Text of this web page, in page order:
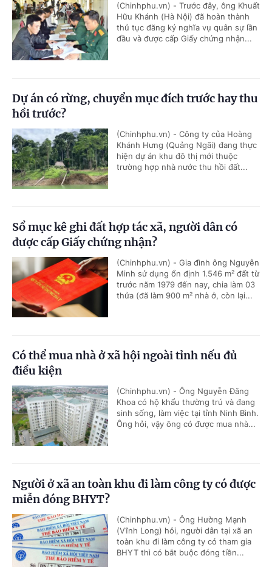
(Chinhphu.vn) - Trước đây, ông Khuất
Hữu Khánh (Hà Nội) đã hoàn thành
thủ tục đăng ký nghĩa vụ quân sự lần
đầu và được cấp Giấy chứng nhận...
Dự án có rừng, chuyển mục đích trước hay thu
hồi trước?
(Chinhphu.vn) - Công ty của Hoàng
Khánh Hưng (Quảng Ngãi) đang thực
hiện dự án khu đô thị mới thuộc
trường hợp nhà nước thu hồi đất...
Sổ mục kê ghi đất hợp tác xã, người dân có
được cấp Giấy chứng nhận?
(Chinhphu.vn) - Gia đình ông Nguyễn
Minh sử dụng ổn định 1.546 m² đất từ
trước năm 1979 đến nay, chia làm 03
thửa (đã làm 900 m² nhà ở, còn lại...
Có thể mua nhà ở xã hội ngoài tỉnh nếu đủ
điều kiện
(Chinhphu.vn) - Ông Nguyễn Đăng
Khoa có hộ khẩu thường trú và đang
sinh sống, làm việc tại tỉnh Ninh Bình.
Ông hỏi, vậy ông có được mua nhà...
Người ở xã an toàn khu đi làm công ty có được
miễn đóng BHYT?
(Chinhphu.vn) - Ông Hường Mạnh
(Vĩnh Long) hỏi, người dân tại xã an
toàn khu đi làm công ty có tham gia
BHYT thì có bắt buộc đóng tiền...